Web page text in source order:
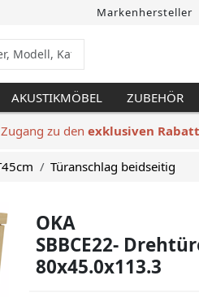
Markenhersteller
AKUSTIKMÖBEL ZUBEHÖR
zu den exklusiven
Türanschlag beidseitig
OKA
SBBCE22-
80x45.0x113.3